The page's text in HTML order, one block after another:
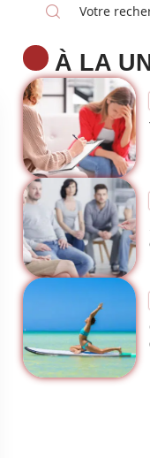
À LA